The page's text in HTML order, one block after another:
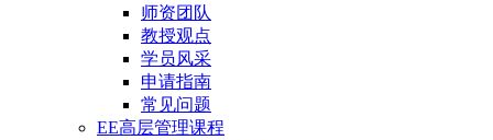
师资团队
教授观点
学员风采
申请指南
常见问题
EE高层管理课程